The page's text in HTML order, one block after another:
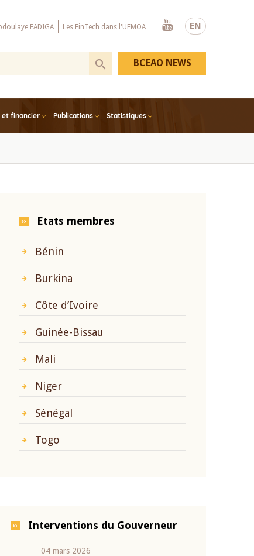
EN
FADIGA Les FinTech dans l'UEMOA
Youtube
et financier Publications Statistiques
BCEAO NEWS
Etats membres
Bénin
Burkina
Côte d’Ivoire
Guinée-Bissau
Mali
Niger
Sénégal
Togo
Interventions du Gouverneur
04 mars 2026